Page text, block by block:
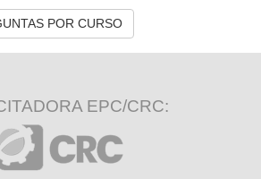
POR CURSO
EPC/CRC: